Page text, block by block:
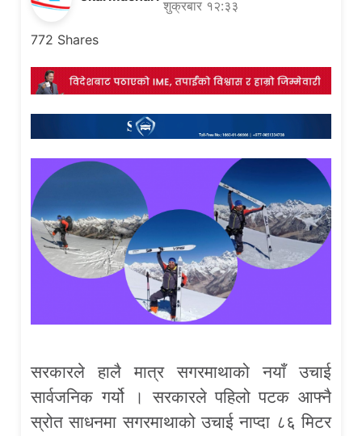
शुक्रबार १२:३३
772 Shares
सरकारले हालै मात्र सगरमाथाको नयाँ उचाई
सार्वजनिक गर्यो । सरकारले पहिलो पटक आफ्नै
स्रोत साधनमा सगरमाथाको उचाई नाप्दा ८६ मिटर